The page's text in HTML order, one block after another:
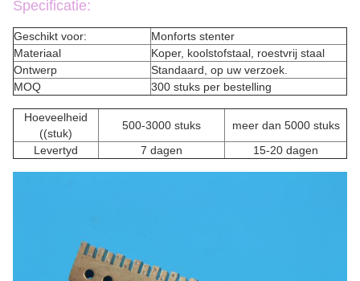
Specificatie:
Geschikt voor:
Monforts stenter
Materiaal
Koper, koolstofstaal, roestvrij staal
Ontwerp
Standaard, op uw verzoek.
MOQ
300 stuks per bestelling
Hoeveelheid
((stuk)
500-3000 stuks
meer dan 5000 stuks
Levertyd
7 dagen 15-20 dagen